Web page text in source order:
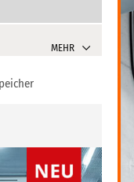
MEHR